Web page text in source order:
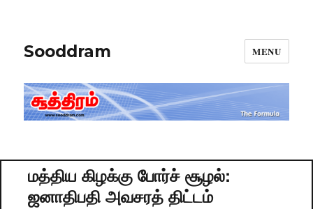
Sooddram MENU
மத்திய கிழக்கு போர்ச் சூழல்:
ஜனாதிபதி அவசரத் திட்டம்